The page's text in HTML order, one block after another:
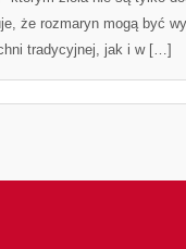
że rozmaryn mogą być
tradycyjnej, jak i w […]